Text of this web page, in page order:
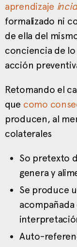
aprendizaje
formalizado ni
de ella del
conciencia de
acción
Retomando el
que como
producen, al
colaterales
So pretexto
genera y
Se produce
acompañada
Auto-